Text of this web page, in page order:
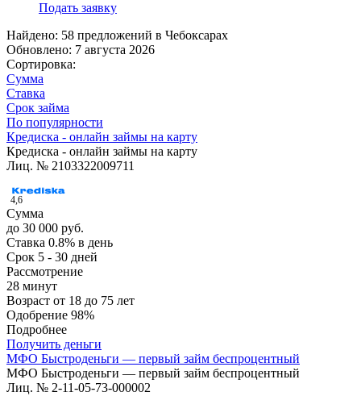
Подать заявку
Найдено: 58 предложений в Чебоксарах
Обновлено: 7 августа 2026
Сортировка:
Сумма
Ставка
Срок займа
По популярности
Кредиска - онлайн займы на карту
Кредиска - онлайн займы на карту
Лиц. № 2103322009711
4,6
Сумма
до 30 000 руб.
Ставка 0.8% в день
Срок 5 - 30 дней
Рассмотрение
28 минут
Возраст от 18 до 75 лет
Одобрение 98%
Подробнее
Получить деньги
МФО Быстроденьги — первый займ беспроцентный
МФО Быстроденьги — первый займ беспроцентный
Лиц. № 2-11-05-73-000002